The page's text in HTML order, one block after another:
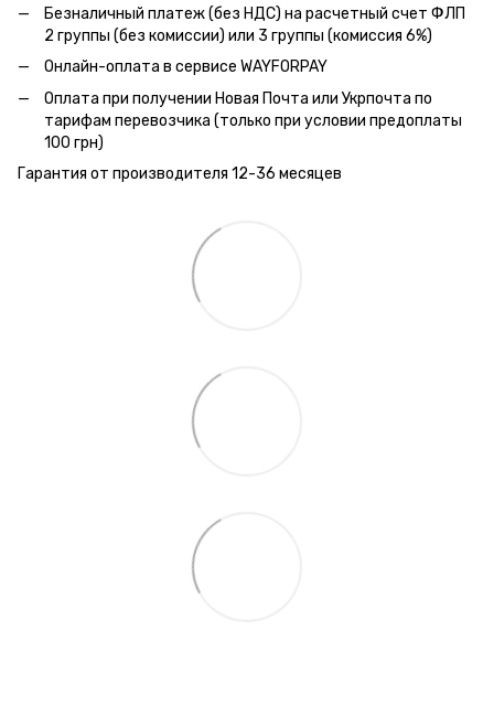
Безналичный платеж (без НДС) на расчетный счет ФЛП
2 группы (без комиссии) или 3 группы (комиссия 6%)
Онлайн-оплата в сервисе WAYFORPAY
Оплата при получении Новая Почта или Укрпочта по
тарифам перевозчика (только при условии предоплаты
100 грн)
Гарантия от производителя 12-36 месяцев